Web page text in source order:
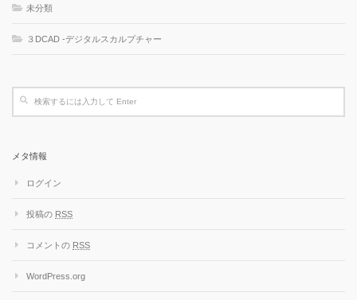
未分類
３DCAD -デジタルスカルプチャー
メタ情報
ログイン
投稿の RSS
コメントの RSS
WordPress.org